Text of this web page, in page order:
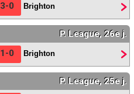
3-0 Brighton
P. League, 26e j.
1-0 Brighton
P. League, 25e j.